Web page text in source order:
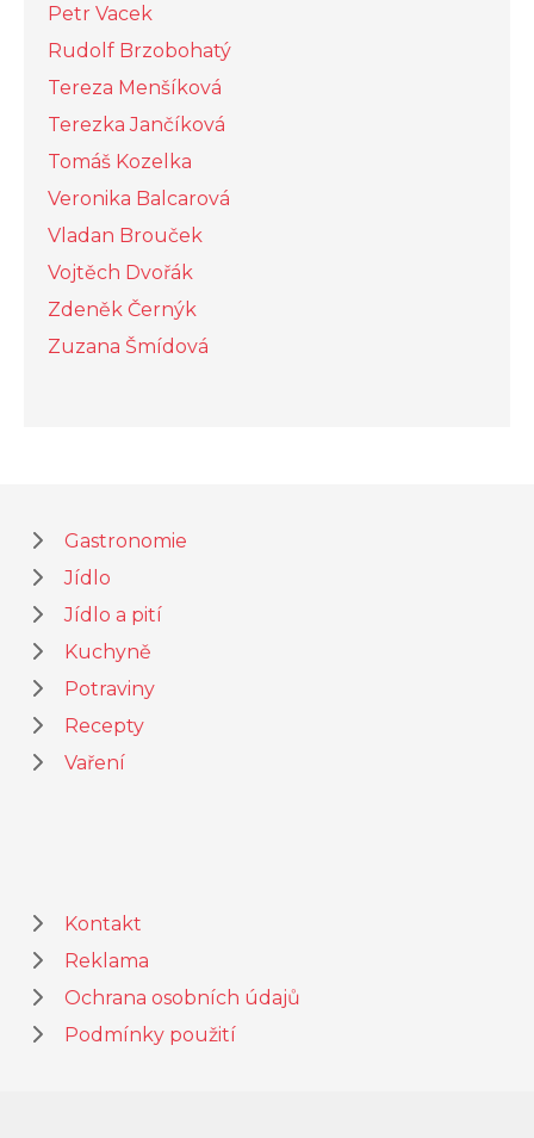
Petr Vacek
Rudolf Brzobohatý
Tereza Menšíková
Terezka Jančíková
Tomáš Kozelka
Veronika Balcarová
Vladan Brouček
Vojtěch Dvořák
Zdeněk Černýk
Zuzana Šmídová
Gastronomie
Jídlo
Jídlo a pití
Kuchyně
Potraviny
Recepty
Vaření
Kontakt
Reklama
Ochrana osobních údajů
Podmínky použití